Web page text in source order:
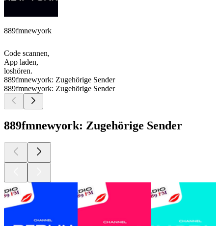
889fmnewyork
Code scannen,
App laden,
loshören.
889fmnewyork: Zugehörige Sender
889fmnewyork: Zugehörige Sender
889fmnewyork: Zugehörige Sender